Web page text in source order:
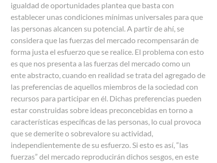
igualdad de oportunidades plantea que basta con
establecer unas condiciones mínimas universales para que
las personas alcancen su potencial. A partir de ahí, se
considera que las fuerzas del mercado recompensarán de
forma justa el esfuerzo que se realice. El problema con esto
es que nos presenta a las fuerzas del mercado como un
ente abstracto, cuando en realidad se trata del agregado de
las preferencias de aquellos miembros de la sociedad con
recursos para participar en él. Dichas preferencias pueden
estar construidas sobre ideas preconcebidas en torno a
características específicas de las personas, lo cual provoca
que se demerite o sobrevalore su actividad,
independientemente de su esfuerzo. Si esto es así, “las
fuerzas” del mercado reproducirán dichos sesgos, en este